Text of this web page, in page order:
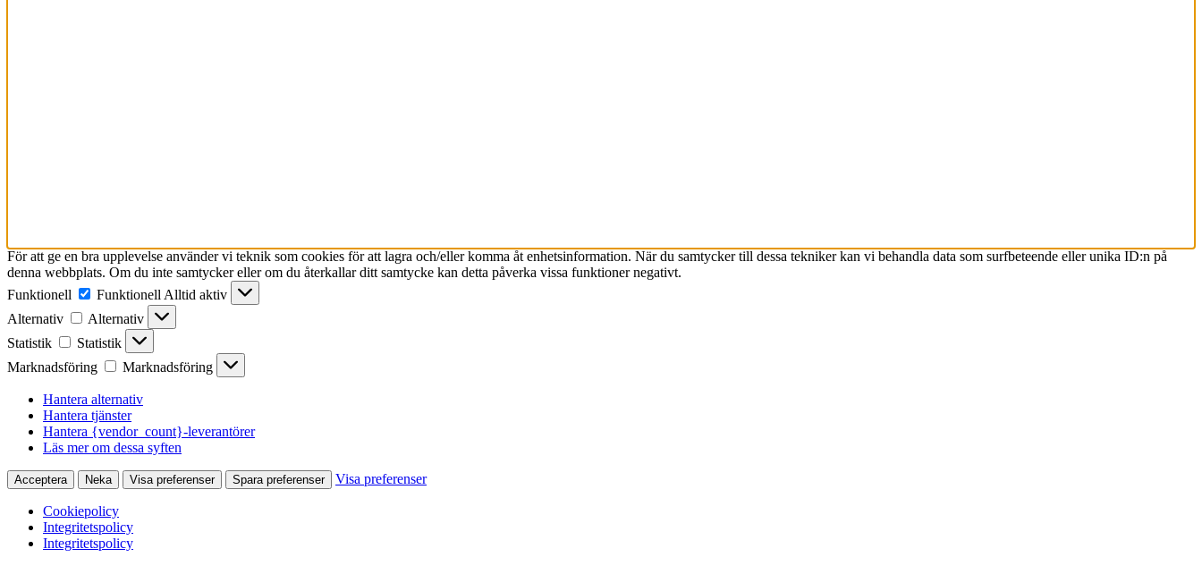
För att ge en bra upplevelse använder vi teknik som cookies för att lagra och/eller komma åt enhetsinformation. När du samtycker till dessa tekniker kan vi behandla data som surfbeteende eller unika ID:n på
denna webbplats. Om du inte samtycker eller om du återkallar ditt samtycke kan detta påverka vissa funktioner negativt.
Funktionell
Funktionell Alltid aktiv
Alternativ
Alternativ
Statistik
Statistik
Marknadsföring
Marknadsföring
Hantera alternativ
Hantera tjänster
Hantera {vendor_count}-leverantörer
Läs mer om dessa syften
Acceptera Neka Visa preferenser Spara preferenser Visa preferenser
Cookiepolicy
Integritetspolicy
Integritetspolicy